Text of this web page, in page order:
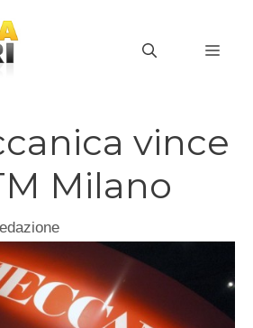
vince
Milano